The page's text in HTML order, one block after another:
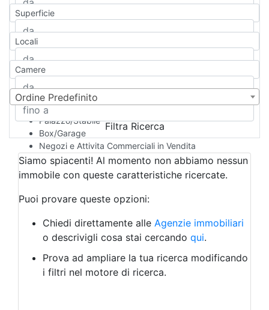
Casa indipendente
Casa Semi-indipendente
Attico/Mansarda
Rustico/Casale
Camera d'Albergo
Multiproprietà
Palazzo/Stabile
Box/Garage
Negozi e Attivita Commerciali in Vendita
Qualsiasi
Attività/Licenza Commerciale
Azienda Agricola
Bar/Ristorante
Albergo
Laboratorio Artigianale
Negozio/locale commerciale
Agriturismo
Magazzini
Superficie
Locali
Camere
Ordine Predefinito
Filtra Ricerca
Siamo spiacenti! Al momento non abbiamo nessun
immobile con queste caratteristiche ricercate.
Puoi provare queste opzioni:
Chiedi direttamente alle Agenzie immobiliari
o descrivigli cosa stai cercando qui.
Prova ad ampliare la tua ricerca modificando
i filtri nel motore di ricerca.